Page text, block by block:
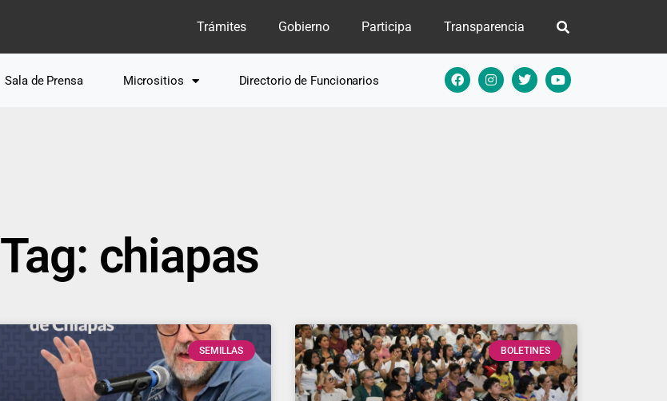
Trámites Gobierno Participa Transparencia
Sala de Prensa Micrositios Directorio de Funcionarios
Tag: chiapas
SEMILLAS BOLETINES